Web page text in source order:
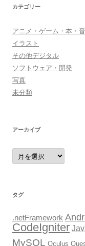
カテゴリー
アニメ・ゲーム・本・
イラスト
その他デジタル
ソフトウェア・開発
写真
未分類
アーカイブ
ア
ー
カ
タグ
.netFramework
CodeIgniter
MySQL Oculus